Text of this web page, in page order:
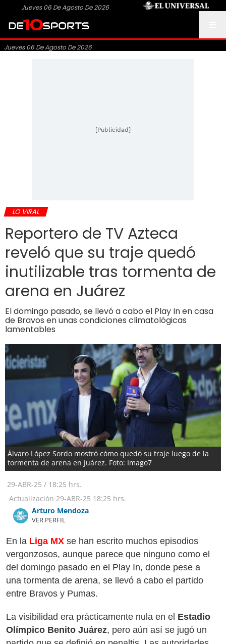
Jueves 06 De Agosto De 2026
Jueves 06 De Agosto De 2026
[Publicidad]
LO VIRAL
Reportero de TV Azteca
reveló que su traje quedó
inutilizable tras tormenta de
arena en Juárez
El domingo pasado, se llevó a cabo el Play In en casa
de Bravos en unas condiciones climatológicas
lamentables
Álvaro López Sordo mostró cómo quedó su traje luego de la
tormenta de arena en Juárez. Foto: Imago7
29-ABR-25 / 18:25 hrs.
Actualización 29-ABR-25 18:25 hrs.
Arturo Mendoza
VER PERFIL
En la Liga MX se han escrito muchos episodios
vergonzosos, aunque parece que ninguno como el
del domingo pasado en el Play In, donde pese a
una tormenta de arena, se llevó a cabo el partido
entre Bravos y Pumas.
La visibilidad era prácticamente nula en el Estadio
Olímpico Benito Juárez, pero aún así se jugó un